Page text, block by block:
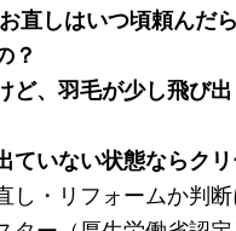
直しはいつ頃頼んだ
？
ど、羽毛が少し飛び
ていない状態ならク
し・リフォームか判断